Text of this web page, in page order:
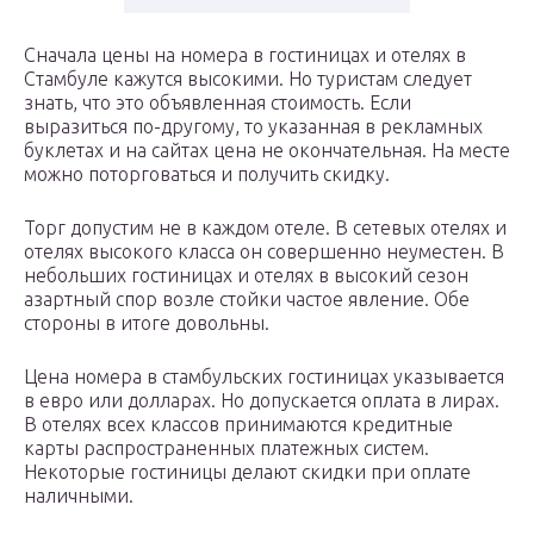
Сначала цены на номера в гостиницах и отелях в
Стамбуле кажутся высокими. Но туристам следует
знать, что это объявленная стоимость. Если
выразиться по-другому, то указанная в рекламных
буклетах и на сайтах цена не окончательная. На месте
можно поторговаться и получить скидку.
Торг допустим не в каждом отеле. В сетевых отелях и
отелях высокого класса он совершенно неуместен. В
небольших гостиницах и отелях в высокий сезон
азартный спор возле стойки частое явление. Обе
стороны в итоге довольны.
Цена номера в стамбульских гостиницах указывается
в евро или долларах. Но допускается оплата в лирах.
В отелях всех классов принимаются кредитные
карты распространенных платежных систем.
Некоторые гостиницы делают скидки при оплате
наличными.